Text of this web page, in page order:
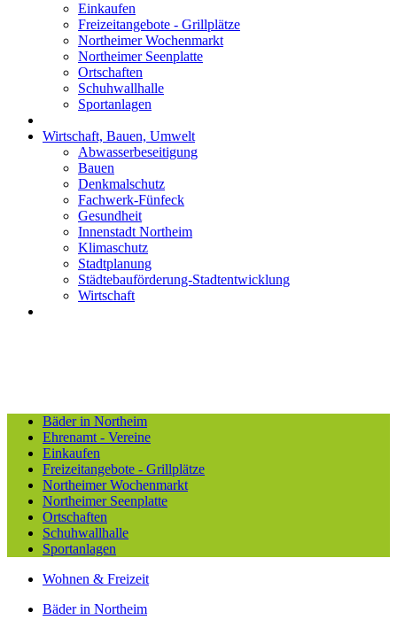
Einkaufen
Freizeitangebote - Grillplätze
Northeimer Wochenmarkt
Northeimer Seenplatte
Ortschaften
Schuhwallhalle
Sportanlagen
Wirtschaft, Bauen, Umwelt
Abwasserbeseitigung
Bauen
Denkmalschutz
Fachwerk-Fünfeck
Gesundheit
Innenstadt Northeim
Klimaschutz
Stadtplanung
Städtebauförderung-Stadtentwicklung
Wirtschaft
Bäder in Northeim
Ehrenamt - Vereine
Einkaufen
Freizeitangebote - Grillplätze
Northeimer Wochenmarkt
Northeimer Seenplatte
Ortschaften
Schuhwallhalle
Sportanlagen
Wohnen & Freizeit
Bäder in Northeim